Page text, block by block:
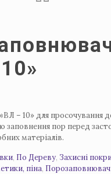
– 10» для просочування
заповнення пор перед
матеріалів.
, По Дереву, Захисні
піна, Порозаповнювач